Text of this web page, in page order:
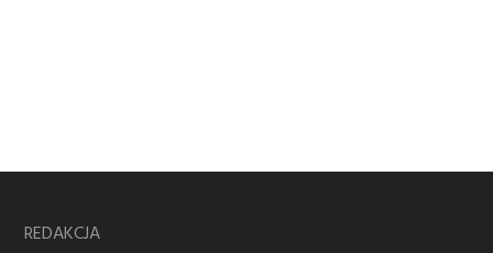
REDAKCJA